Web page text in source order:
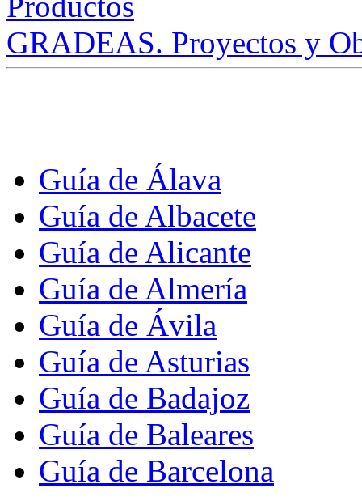
GRADEAS. Proyectos y
Guía de Álava
Guía de Albacete
Guía de Alicante
Guía de Almería
Guía de Ávila
Guía de Asturias
Guía de Badajoz
Guía de Baleares
Guía de Barcelona